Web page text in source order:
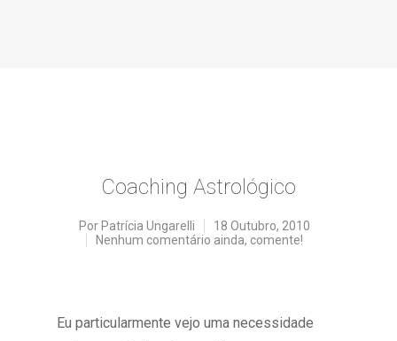
Coaching Astrológico
Por Patrícia Ungarelli
18 Outubro, 2010
Nenhum comentário ainda, comente!
Eu particularmente vejo uma necessidade